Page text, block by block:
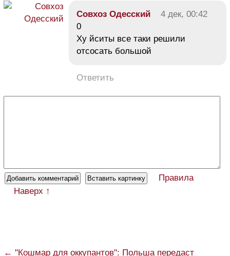
Совхоз Одесский
4 дек, 00:42
0
Ху йситы все таки решили
отсосать большой
Ответить
Правила
Наверх ↑
← "Кошмар для оккупантов": Польша передаст